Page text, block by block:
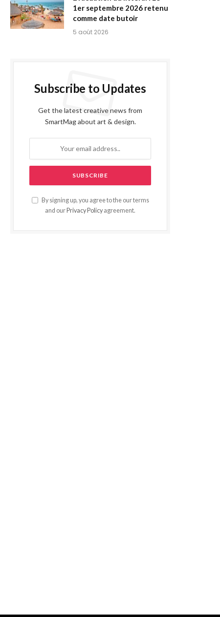
1er septembre 2026 retenu
comme date butoir
5 août 2026
Subscribe to Updates
Get the latest creative news from
SmartMag about art & design.
By signing up, you agree to the our terms
and our Privacy Policy agreement.